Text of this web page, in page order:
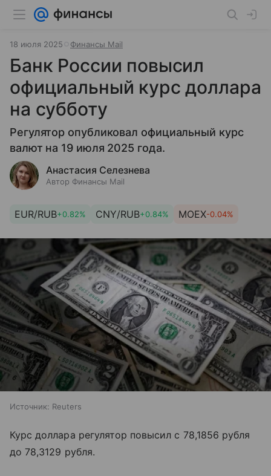
18 июля 2025 Финансы Mail
Банк России повысил
официальный курс доллара
на субботу
Регулятор опубликовал официальный курс
валют на 19 июля 2025 года.
Анастасия Селезнева
Автор Финансы Mail
EUR/RUB+0.82% CNY/RUB+0.84% MOEX-0.04%
Источник: Reuters
Курс доллара регулятор повысил с 78,1856 рубля
до 78,3129 рубля.